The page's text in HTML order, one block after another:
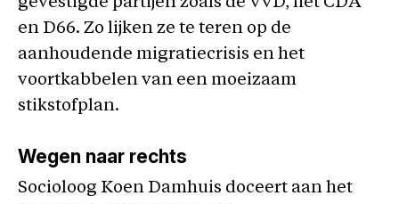
en D66. Zo lijken ze te teren op de
aanhoudende migratiecrisis en het
voortkabbelen van een moeizaam
stikstofplan.
Wegen naar rechts
Socioloog Koen Damhuis doceert aan het